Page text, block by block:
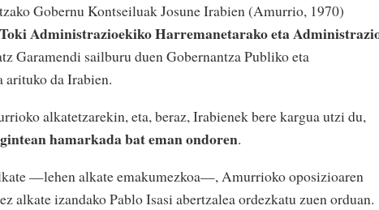
Gobernu Kontseiluak Josune Irabien (Amurrio, 1970)
Toki Administrazioekiko Harremanetarako eta
Garamendi sailburu duen Gobernantza Publiko eta
arituko da Irabien.
alkatetzarekin, eta, beraz, Irabienek bere kargua utzi du,
hamarkada bat eman ondoren.
—lehen alkate emakumezkoa—, Amurrioko oposizioaren
alkate izandako Pablo Isasi abertzalea ordezkatu zuen orduan.